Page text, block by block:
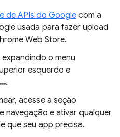
de APIs do Google com a
usada para fazer upload
Web Store.
o menu
esquerdo e
.
acesse a seção
navegação e ativar qualquer
que seu app precisa.